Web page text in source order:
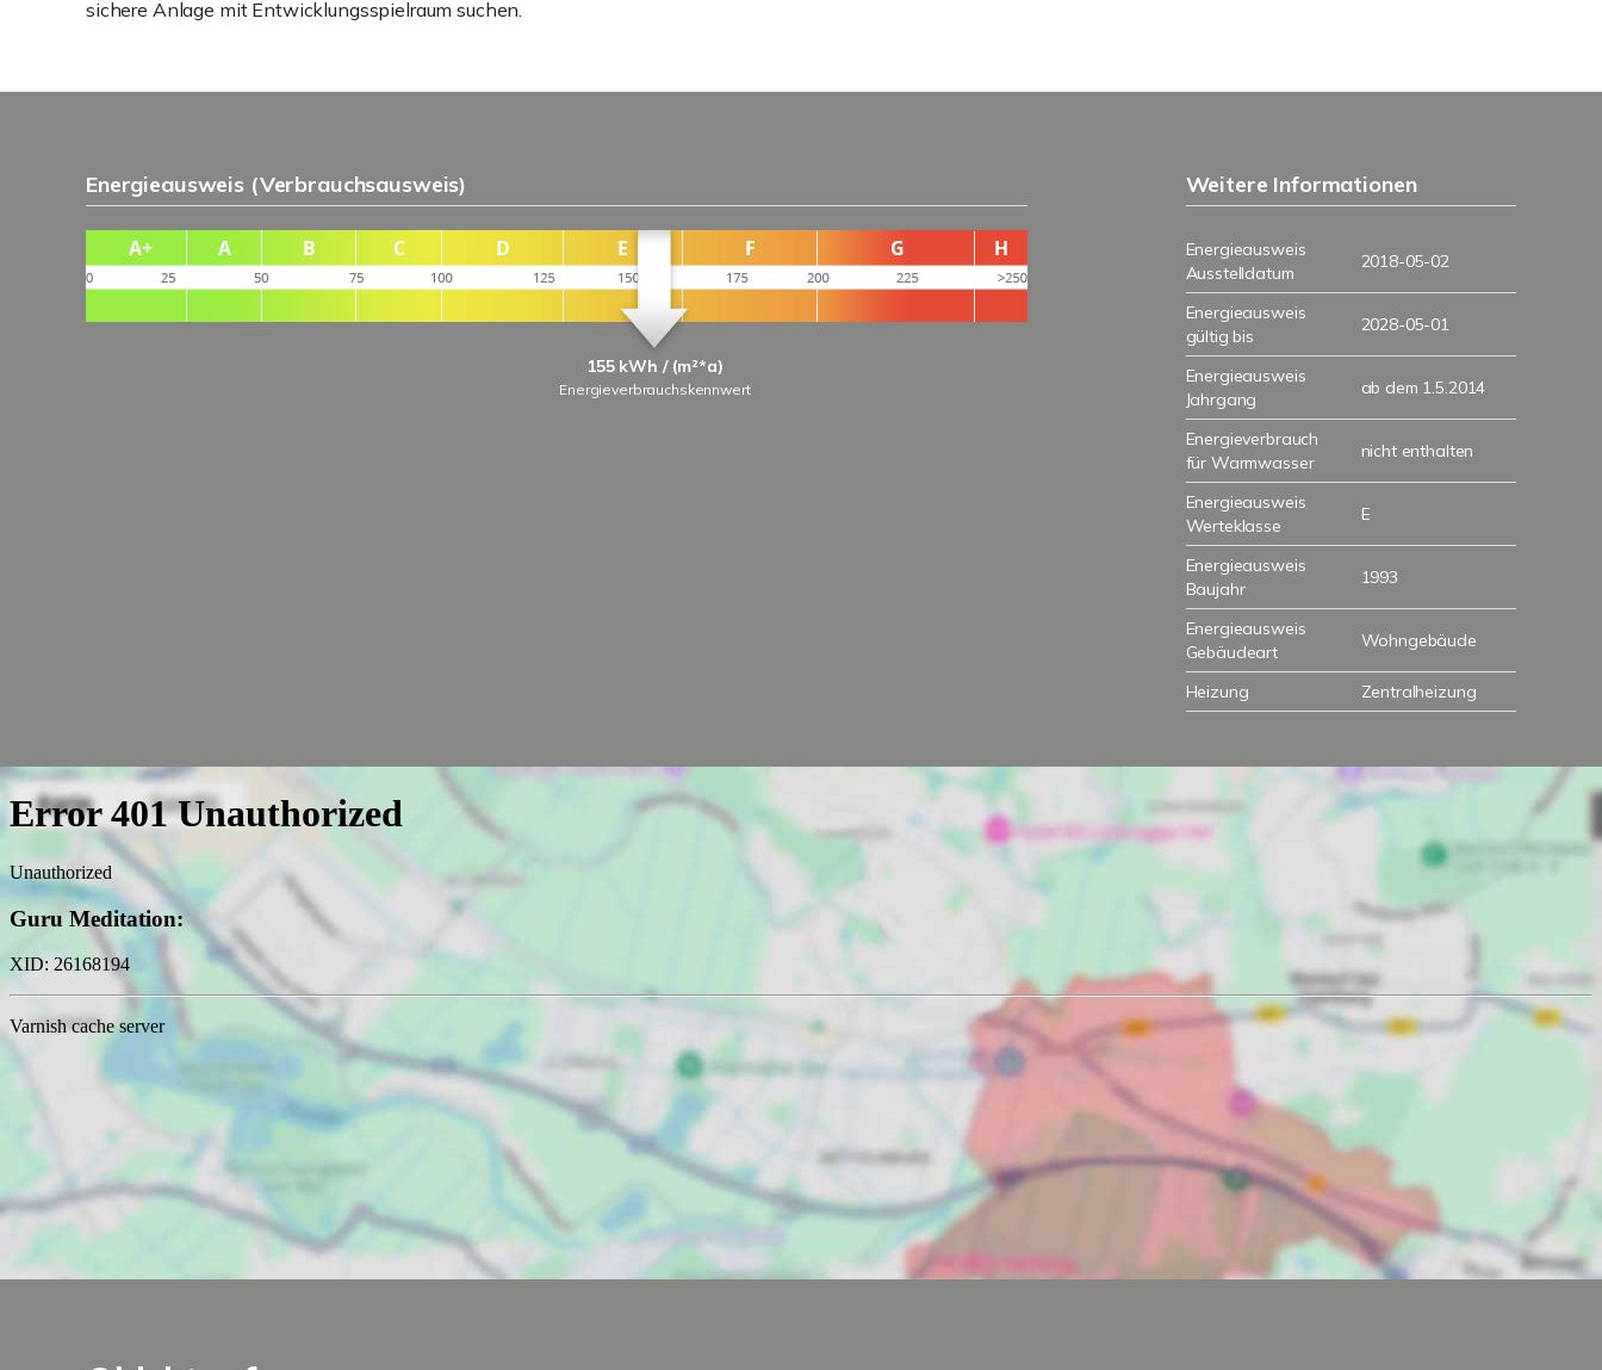
sichere Anlage mit Entwicklungsspielraum suchen.
Energieausweis (Verbrauchsausweis)
155 kWh / (m²*a)
Energieverbrauchskennwert
Weitere Informationen
Energieausweis
Ausstelldatum
2018-05-02
Energieausweis
gültig bis
2028-05-01
Energieausweis
Jahrgang
ab dem 1.5.2014
Energieverbrauch
für Warmwasser
nicht enthalten
Energieausweis
Werteklasse
E
Energieausweis
Baujahr
1993
Energieausweis
Gebäudeart
Wohngebäude
Heizung Zentralheizung